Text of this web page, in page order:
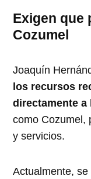
Exigen que
Cozumel
Joaquín
los recursos
directamente
como Cozumel,
y servicios.
Actualmente,